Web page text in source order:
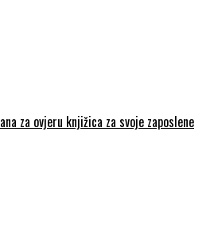
za ovjeru knjižica za svoje zaposlene